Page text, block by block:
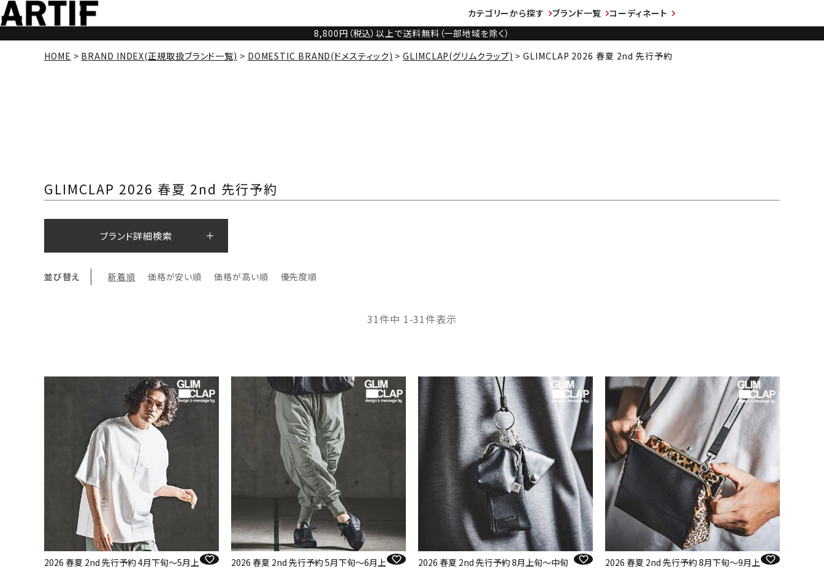
カテゴリーから探す ブランド一覧
コーディネート
8,800円（税込）以上で送料無料（一部地域を除く）
HOME
BRAND INDEX(正規取扱ブランド一覧) DOMESTIC BRAND(ドメスティック) GLIMCLAP(グリムクラップ) GLIMCLAP 2026 春夏 2nd 先行予約
GLIMCLAP 2026 春夏 2nd 先行予約
ブランド詳細検索
並び替え 新着順 価格が安い順 価格が高い順 優先度順
31件中 1-31件表示
2026 春夏 2nd 先行予約 4月下旬～5月上
2026 春夏 2nd 先行予約 5月下旬～6月上
2026 春夏 2nd 先行予約 8月上旬～中旬
2026 春夏 2nd 先行予約 8月下旬～9月上